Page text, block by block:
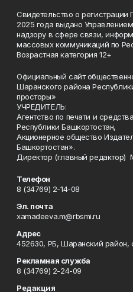
Свидетельство о
2025 года выдано
надзору в сфере связи,
массовых коммуникаций по
Возрастная категория 12+
Официальный сайт
Шаранского района
просторы»
УЧРЕДИТЕЛЬ:
Агентство по печати и
Республики Башкортостан,
Акционерное общество
Башкортостан».
Директор (главный редактор)
Телефон
8 (34769) 2-14-08
Эл. почта
xamadeeva.m@rbsmi.ru
Адрес
452630, РБ, Шаранский район,
Рекламная служба
8 (34769) 2-24-09
Редакция